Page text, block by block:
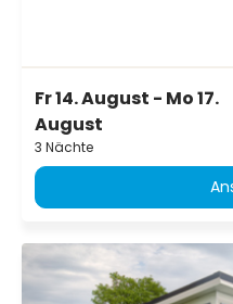
Fr 14. August - Mo 17.
August
3 Nächte